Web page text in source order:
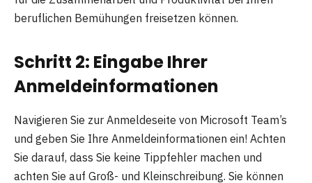
beruflichen Bemühungen freisetzen können.
Schritt 2: Eingabe Ihrer
Anmeldeinformationen
Navigieren Sie zur Anmeldeseite von Microsoft Team’s
und geben Sie Ihre Anmeldeinformationen ein! Achten
Sie darauf, dass Sie keine Tippfehler machen und
achten Sie auf Groß- und Kleinschreibung. Sie können